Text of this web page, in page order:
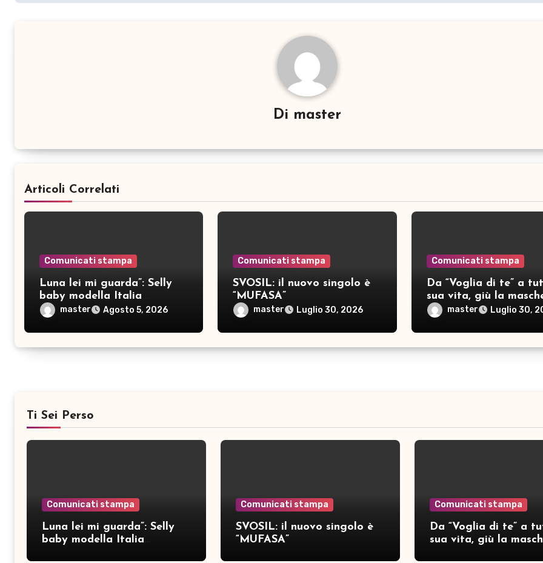
Di master
Articoli Correlati
Comunicati stampa
Luna lei mi guarda”: Selly
baby modella Italia
pubblica nove brani inediti
master Agosto 5, 2026
Comunicati stampa
SVOSIL: il nuovo singolo è
“MUFASA”
master Luglio 30, 2026
Comunicati stampa
Da “Voglia di te” a
sua vita, giù la
per SAMAR
master Luglio 30,
Ti Sei Perso
Comunicati stampa
Luna lei mi guarda”: Selly
baby modella Italia
Comunicati stampa
SVOSIL: il nuovo singolo è
“MUFASA”
Comunicati stampa
Da “Voglia di te” a
sua vita, giù la